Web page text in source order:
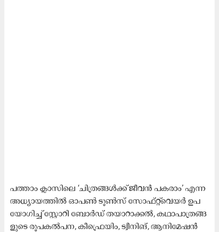
പ​ത്താം ക്ലാ​സി​ലെ ‘ചി​ത്ര​ങ്ങ​ള്‍ക്ക് ജീ​വ​ന്‍ പ​ക​രാം’ എ​ന്ന
അ​ധ്യാ​യ​ത്തി​ല്‍ ഓ​പ​ണ്‍ ടൂ​ണ്‍സ് സോ​ഫ്റ്റ്‍വെ​യ​ര്‍ ഉ​പ​
യോ​ഗി​ച്ച് സ്റ്റോ​റി ബോ​ര്‍ഡ് ത​യാ​റാ​ക്ക​ല്‍, ക​ഥാ​പാ​ത്ര​ങ്ങ​
ളു​ടെ രൂ​പ​ക​ൽ​പ​ന, കീ​ഫ്രെ​യിം, ട്വീ​നി​ങ്, ആ​നി​മേ​ഷ​ന്‍